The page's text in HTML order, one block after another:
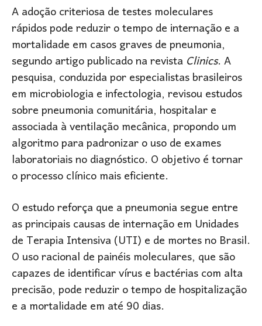
A adoção criteriosa de testes moleculares
rápidos pode reduzir o tempo de internação e a
mortalidade em casos graves de pneumonia,
segundo artigo publicado na revistaClinics. A
pesquisa, conduzida por especialistas brasileiros
em microbiologia e infectologia, revisou estudos
sobre pneumonia comunitária, hospitalar e
associada à ventilação mecânica, propondo um
algoritmo para padronizar o uso de exames
laboratoriais no diagnóstico. O objetivo é tornar
o processo clínico mais eficiente.
O estudo reforça que a pneumonia segue entre
as principais causas de internação em Unidades
de Terapia Intensiva (UTI) e de mortes no Brasil.
O uso racional de painéis moleculares, que são
capazes de identificar vírus e bactérias com alta
precisão, pode reduzir o tempo de hospitalização
e a mortalidade em até 90 dias.